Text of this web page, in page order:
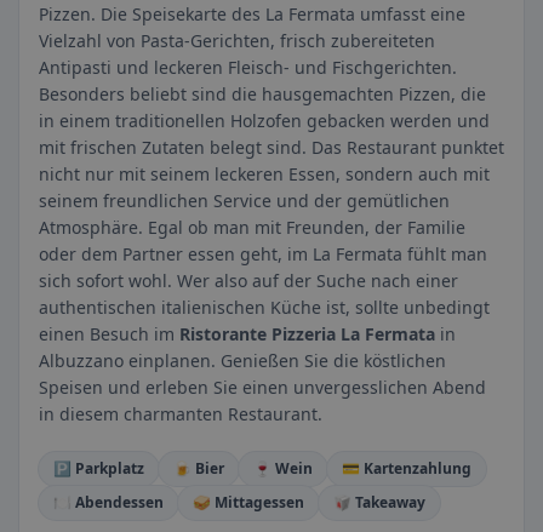
Pizzen. Die Speisekarte des La Fermata umfasst eine
Vielzahl von Pasta-Gerichten, frisch zubereiteten
Antipasti und leckeren Fleisch- und Fischgerichten.
Besonders beliebt sind die hausgemachten Pizzen, die
in einem traditionellen Holzofen gebacken werden und
mit frischen Zutaten belegt sind. Das Restaurant punktet
nicht nur mit seinem leckeren Essen, sondern auch mit
seinem freundlichen Service und der gemütlichen
Atmosphäre. Egal ob man mit Freunden, der Familie
oder dem Partner essen geht, im La Fermata fühlt man
sich sofort wohl. Wer also auf der Suche nach einer
authentischen italienischen Küche ist, sollte unbedingt
einen Besuch im Ristorante Pizzeria La Fermata in
Albuzzano einplanen. Genießen Sie die köstlichen
Speisen und erleben Sie einen unvergesslichen Abend
in diesem charmanten Restaurant.
🅿️ Parkplatz 🍺 Bier 🍷 Wein
💳 Kartenzahlung
🍽️ Abendessen
🥪 Mittagessen
🥡 Takeaway